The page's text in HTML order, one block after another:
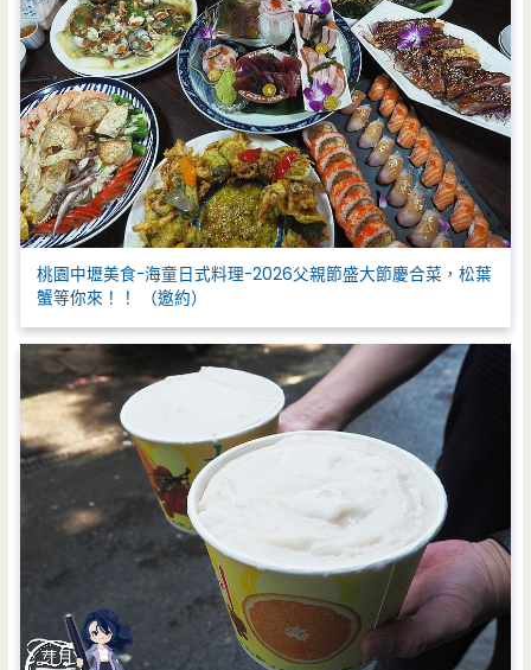
桃園中壢美食-海童日式料理-2026父親節盛大節慶合菜，松葉
蟹等你來！！ （邀約）